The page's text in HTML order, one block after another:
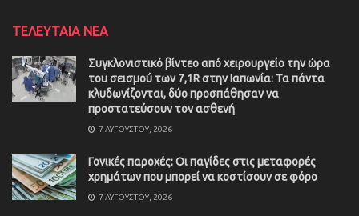
ΤΕΛΕΥΤΑΙΑ ΝΕΑ
Συγκλονιστικό βίντεο από χειρουργείο την ώρα
του σεισμού των 7,1R στην Ιαπωνία: Τα πάντα
κλυδωνίζονται, δύο προσπάθησαν να
προστατεύσουν τον ασθενή
7 ΑΥΓΟΎΣΤΟΥ, 2026
Γονικές παροχές: Οι παγίδες στις μεταφορές
χρημάτων που μπορεί να κοστίσουν σε φόρο
7 ΑΥΓΟΎΣΤΟΥ, 2026